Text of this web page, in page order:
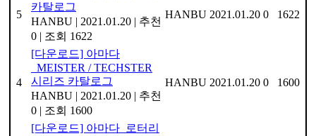
5
카탈로그
HANBU | 2021.01.20 | 추천
0 | 조회 1622
HANBU 2021.01.20 0 1622
4
[다운로드] 아마다
_MEISTER / TECHSTER
시리즈 카탈로그
HANBU | 2021.01.20 | 추천
0 | 조회 1600
HANBU 2021.01.20 0 1600
[다운로드] 아마다_로터리